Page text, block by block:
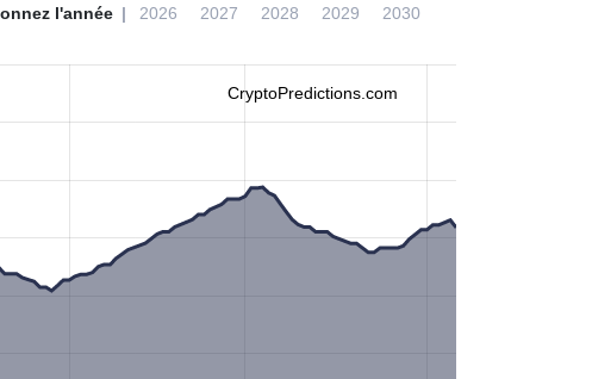
l'année 2026 2027 2028 2029 2030
CryptoPredictions.com